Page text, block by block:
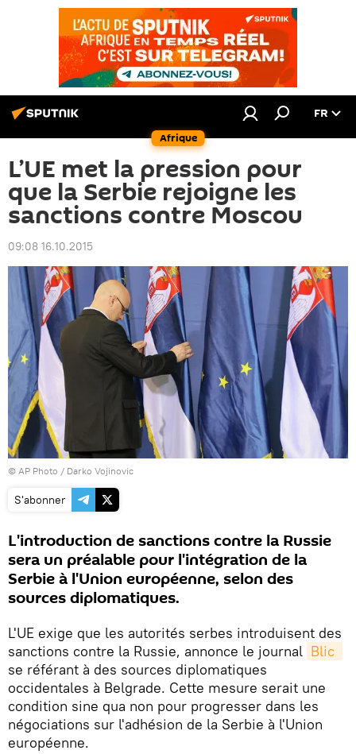
Afrique
FR
L’UE met la pression pour
que la Serbie rejoigne les
sanctions contre Moscou
09:08 16.10.2015
© AP Photo / Darko Vojinovic
S'abonner
L'introduction de sanctions contre la Russie
sera un préalable pour l'intégration de la
Serbie à l'Union européenne, selon des
sources diplomatiques.
L'UE exige que les autorités serbes introduisent des
sanctions contre la Russie, annonce le journal
se référant à des sources diplomatiques
occidentales à Belgrade. Cette mesure serait une
condition sine qua non pour progresser dans les
négociations sur l'adhésion de la Serbie à l'Union
européenne.